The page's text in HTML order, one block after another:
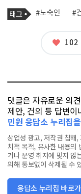
기
사
태
그
#노숙인 #
좋
102
댓글은 자유로운 의
제안, 건의 등 답변
민원 응답소 누리집
상업성 광고, 저작권 침해
치적 목적, 유사한 내용의
거나 운영 취지에 맞지 않
의해 통보없이 삭제될 수
응답소 누리집 바로